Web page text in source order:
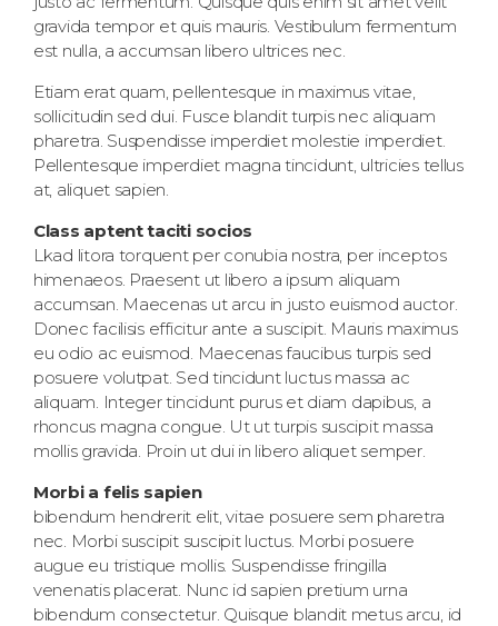
gravida tempor et quis mauris. Vestibulum fermentum
est nulla, a accumsan libero ultrices nec.
Etiam erat quam, pellentesque in maximus vitae,
sollicitudin sed dui. Fusce blandit turpis nec aliquam
pharetra. Suspendisse imperdiet molestie imperdiet.
Pellentesque imperdiet magna tincidunt, ultricies tellus
at, aliquet sapien.
Class aptent taciti socios
Lkad litora torquent per conubia nostra, per inceptos
himenaeos. Praesent ut libero a ipsum aliquam
accumsan. Maecenas ut arcu in justo euismod auctor.
Donec facilisis efficitur ante a suscipit. Mauris maximus
eu odio ac euismod. Maecenas faucibus turpis sed
posuere volutpat. Sed tincidunt luctus massa ac
aliquam. Integer tincidunt purus et diam dapibus, a
rhoncus magna congue. Ut ut turpis suscipit massa
mollis gravida. Proin ut dui in libero aliquet semper.
Morbi a felis sapien
bibendum hendrerit elit, vitae posuere sem pharetra
nec. Morbi suscipit suscipit luctus. Morbi posuere
augue eu tristique mollis. Suspendisse fringilla
venenatis placerat. Nunc id sapien pretium urna
bibendum consectetur. Quisque blandit metus arcu, id